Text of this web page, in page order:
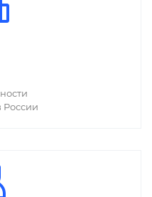
России